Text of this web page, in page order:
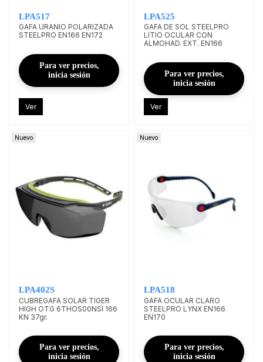
LPA517
GAFA URANIO POLARIZADA
STEELPRO EN166 EN172
Para ver precios,
inicia sesión
Ver
LPA525
GAFA DE SOL STEELPRO
LITIO OCULAR CON
ALMOHAD. EXT. EN166
Para ver precios,
inicia sesión
Ver
Nuevo
LPA402S
CUBREGAFA SOLAR TIGER
HIGH OTG 6THOS00NSI 166
KN 37gr.
Para ver precios,
inicia sesión
Nuevo
LPA518
GAFA OCULAR CLARO
STEELPRO LYNX EN166
EN170
Para ver precios,
inicia sesión